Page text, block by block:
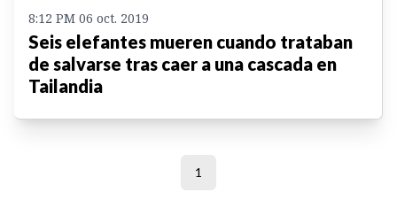
8:12 PM 06 oct. 2019
Seis elefantes mueren cuando trataban
de salvarse tras caer a una cascada en
Tailandia
1